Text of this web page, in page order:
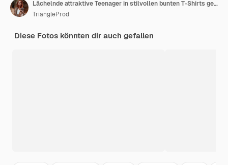
Lächelnde attraktive Teenager in stilvollen bunten T-Shirts gehen zusammen auf der Treppe
TriangleProd
Diese Fotos könnten dir auch gefallen